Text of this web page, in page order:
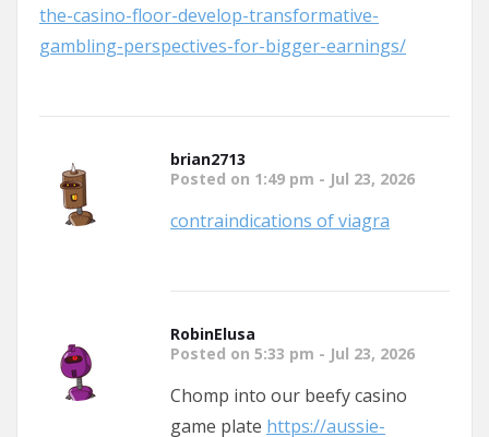
the-casino-floor-develop-transformative-
gambling-perspectives-for-bigger-earnings/
brian2713
Posted on 1:49 pm - Jul 23, 2026
contraindications of viagra
RobinElusa
Posted on 5:33 pm - Jul 23, 2026
Chomp into our beefy casino
game plate https://aussie-